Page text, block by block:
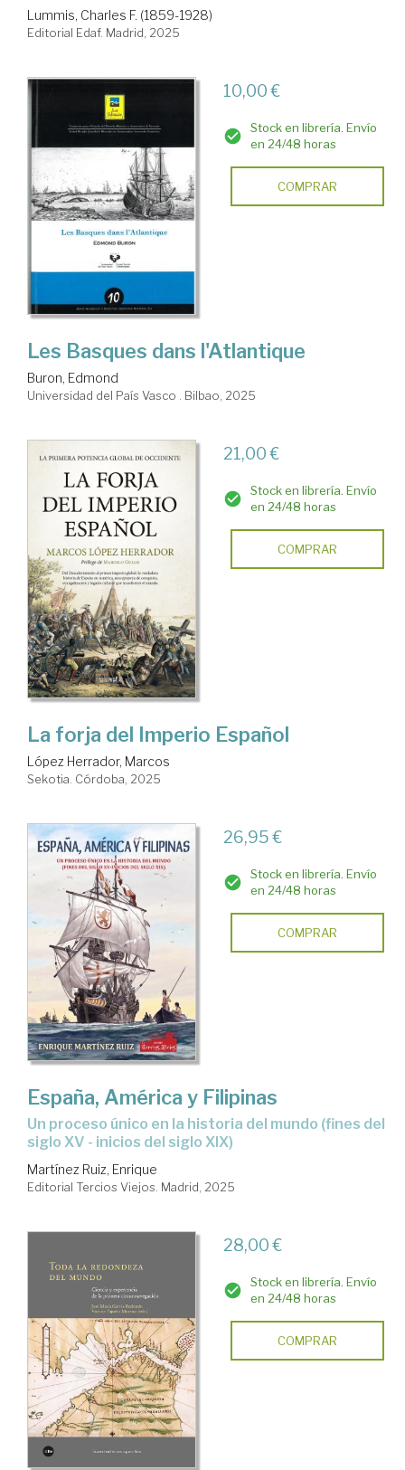
Lummis, Charles F. (1859-1928)
Editorial Edaf. Madrid, 2025
10,00 €
Stock en librería. Envío
en 24/48 horas
COMPRAR
Les Basques dans l'Atlantique
Buron, Edmond
Universidad del País Vasco . Bilbao, 2025
21,00 €
Stock en librería. Envío
en 24/48 horas
COMPRAR
La forja del Imperio Español
López Herrador, Marcos
Sekotia. Córdoba, 2025
26,95 €
Stock en librería. Envío
en 24/48 horas
COMPRAR
España, América y Filipinas
Un proceso único en la historia del mundo (fines del
siglo XV - inicios del siglo XIX)
Martínez Ruiz, Enrique
Editorial Tercios Viejos. Madrid, 2025
28,00 €
Stock en librería. Envío
en 24/48 horas
COMPRAR